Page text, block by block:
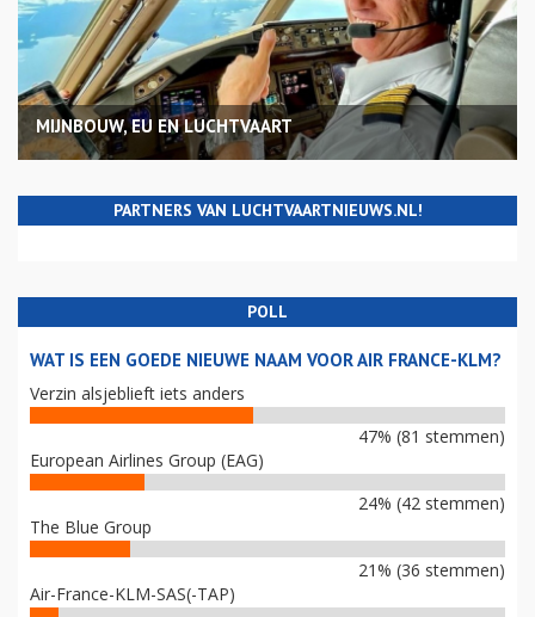
MIJNBOUW, EU EN LUCHTVAART
PARTNERS VAN LUCHTVAARTNIEUWS.NL!
POLL
WAT IS EEN GOEDE NIEUWE NAAM VOOR AIR FRANCE-KLM?
Verzin alsjeblieft iets anders
47% (81 stemmen)
European Airlines Group (EAG)
24% (42 stemmen)
The Blue Group
21% (36 stemmen)
Air-France-KLM-SAS(-TAP)